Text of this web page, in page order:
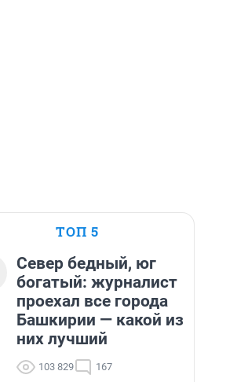
ТОП 5
Север бедный, юг
богатый: журналист
проехал все города
Башкирии — какой из
них лучший
103 829 167